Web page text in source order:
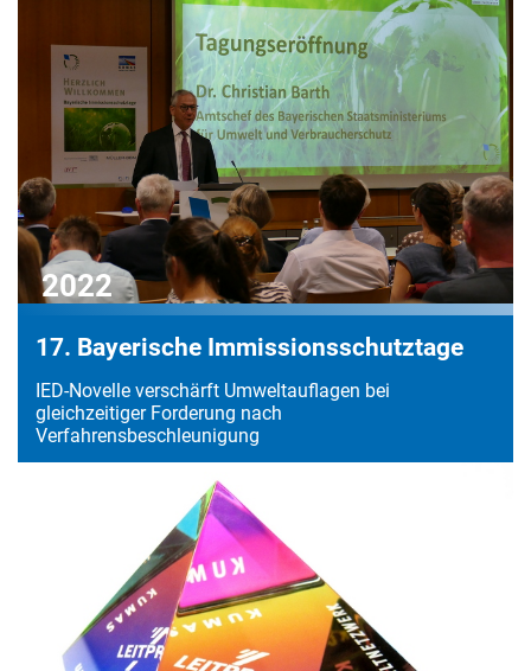
2022
17. Bayerische Immissionsschutztage
IED-Novelle verschärft Umweltauflagen bei
gleichzeitiger Forderung nach
Verfahrensbeschleunigung